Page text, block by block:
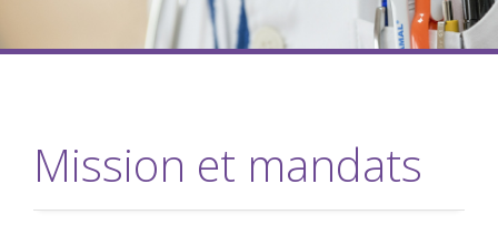
Mission et mandats